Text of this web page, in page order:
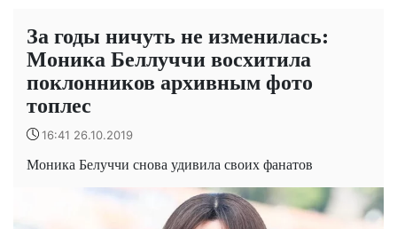
За годы ничуть не изменилась:
Моника Беллуччи восхитила
поклонников архивным фото
топлес
16:41 26.10.2019
Моника Белуччи снова удивила своих фанатов